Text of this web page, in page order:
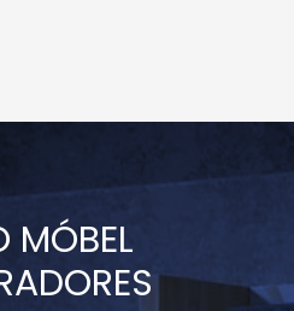
MÓBEL